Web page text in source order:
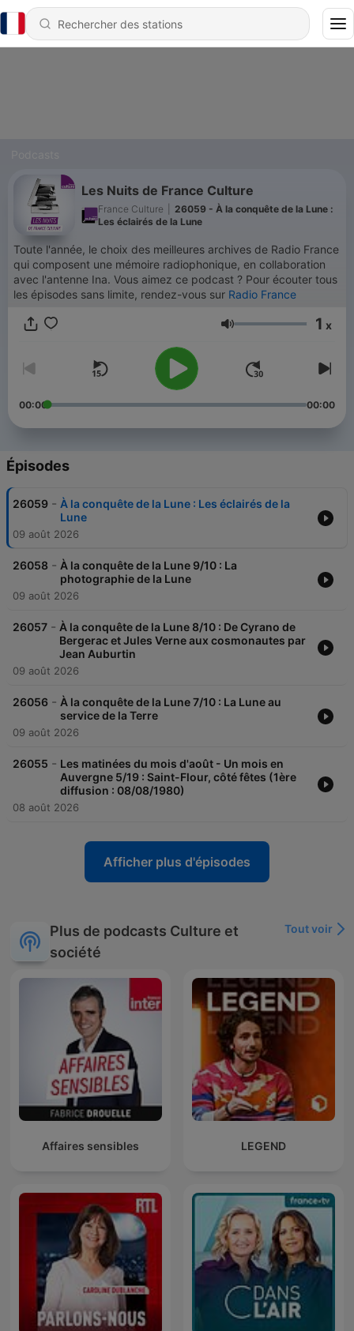
Les Nuits de France Culture
France Culture
26059 - À la conquête de la Lune :
Les éclairés de la Lune
Toute l'année, le choix des meilleures archives de Radio France
qui composent une mémoire radiophonique, en collaboration
avec l'antenne Ina. Vous aimez ce podcast ? Pour écouter tous
les épisodes sans limite, rendez-vous sur Radio France
Volume 1 x
00:00 00:00
Épisodes
26059 - À la conquête de la Lune : Les éclairés de la
Lune
09 août 2026
26058 - À la conquête de la Lune 9/10 : La
photographie de la Lune
09 août 2026
26057 - À la conquête de la Lune 8/10 : De Cyrano de
Bergerac et Jules Verne aux cosmonautes par
Jean Auburtin
09 août 2026
26056 - À la conquête de la Lune 7/10 : La Lune au
service de la Terre
09 août 2026
26055 - Les matinées du mois d'août - Un mois en
Auvergne 5/19 : Saint-Flour, côté fêtes (1ère
diffusion : 08/08/1980)
08 août 2026
Afficher plus d'épisodes
Plus de podcasts Culture et
société
Tout voir
Affaires sensibles LEGEND